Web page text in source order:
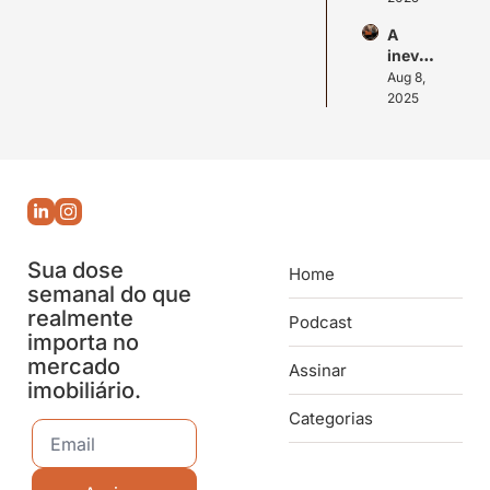
s
iário
A
inevita
bilida
de do
Aug 8,
2025
Sua dose
semanal do que
realmente
importa no
mercado
imobiliário.
Home
Podcast
Assinar
Categorias